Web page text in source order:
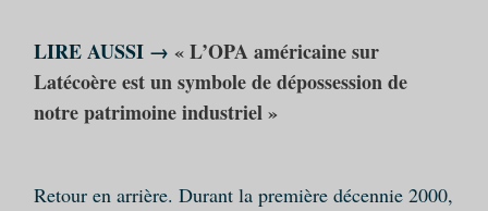
LIRE AUSSI → « L’OPA américaine sur
Latécoère est un symbole de dépossession de
notre patrimoine industriel »
Retour en arrière. Durant la première décennie 2000,